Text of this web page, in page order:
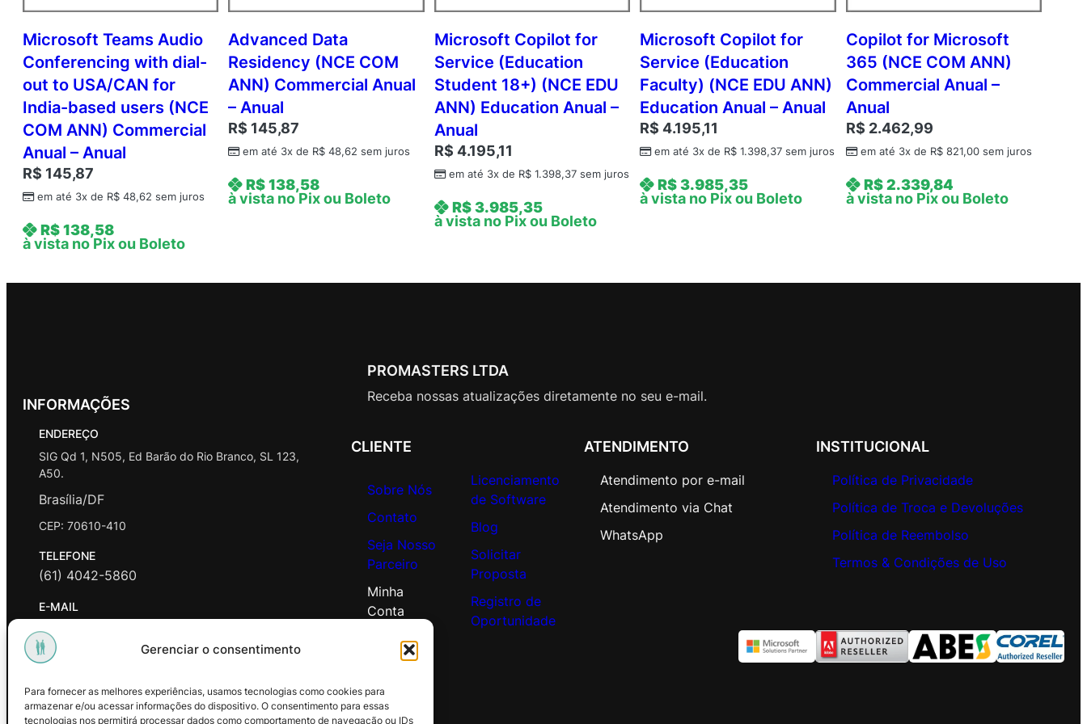
Gerenciar o consentimento
Para fornecer as melhores experiências, usamos tecnologias como cookies para
armazenar e/ou acessar informações do dispositivo. O consentimento para essas
tecnologias nos permitirá processar dados como comportamento de navegação ou IDs
L
V
N
L
1
Y
A
q
Y
A
c
c
d
Microsoft Teams Audio
Conferencing with dial-
out to USA/CAN for
India-based users (NCE
COM ANN) Commercial
Anual – Anual
R$ 145,87
em até 3x de R$ 48,62 sem juros
R$138,58
à vista no Pix ou Boleto
Advanced Data
Residency (NCE COM
ANN) Commercial Anual
– Anual
R$ 145,87
em até 3x de R$ 48,62 sem juros
R$138,58
à vista no Pix ou Boleto
Microsoft Copilot for
Service (Education
Student 18+) (NCE EDU
ANN) Education Anual –
Anual
R$ 4.195,11
em até 3x de R$1.398,37sem juros
R$3.985,35
à vista no Pix ou Boleto
Microsoft Copilot for
Service (Education
Faculty) (NCE EDU ANN)
Education Anual – Anual
R$ 4.195,11
em até 3x de R$ 1.398,37 sem juros
R$3.985,35
à vista no Pix ou Boleto
Copilot for Microsoft
365 (NCE COM ANN)
Commercial Anual –
Anual
R$ 2.462,99
em até 3x de R$821,00sem juros
R$2.339,84
à vista no Pix ou Boleto
INFORMAÇÕES
ENDEREÇO
SIG Qd 1, N505, Ed Barão do Rio Branco, SL 123,
A50.
Brasília/DF
CEP: 70610-410
TELEFONE
(61) 4042-5860
E-MAIL
contato@promasters.net.br
HORÁRIO DE ATENDIMENTO
Facebook Instagram Youtube
PROMASTERS LTDA
Receba nossas atualizações diretamente no seu e-mail.
CLIENTE
Sobre Nós
Contato
Seja Nosso
Parceiro
Minha
Conta
Licenciamento
de Software
Blog
Solicitar
Proposta
Registro de
Oportunidade
ATENDIMENTO
Atendimento por e-mail
Atendimento via Chat
WhatsApp
INSTITUCIONAL
Política de Privacidade
Política de Troca e Devoluções
Política de Reembolso
Termos & Condições de Uso